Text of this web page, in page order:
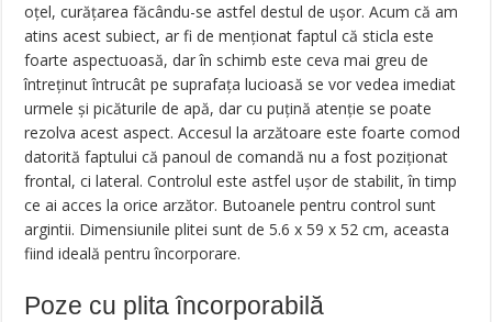
oțel, curățarea făcându-se astfel destul de ușor. Acum că am
atins acest subiect, ar fi de menționat faptul că sticla este
foarte aspectuoasă, dar în schimb este ceva mai greu de
întreținut întrucât pe suprafața lucioasă se vor vedea imediat
urmele și picăturile de apă, dar cu puțină atenție se poate
rezolva acest aspect. Accesul la arzătoare este foarte comod
datorită faptului că panoul de comandă nu a fost poziționat
frontal, ci lateral. Controlul este astfel ușor de stabilit, în timp
ce ai acces la orice arzător. Butoanele pentru control sunt
argintii. Dimensiunile plitei sunt de 5.6 x 59 x 52 cm, aceasta
fiind ideală pentru încorporare.
Poze cu plita încorporabilă